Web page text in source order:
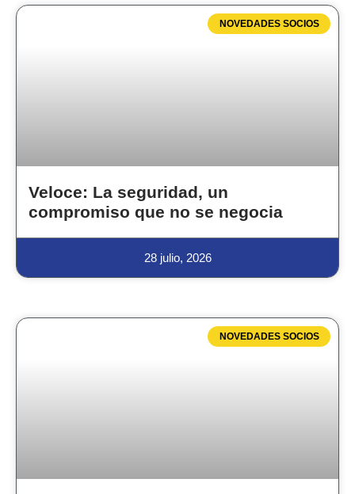
NOVEDADES SOCIOS
Veloce: La seguridad, un
compromiso que no se negocia
28 julio, 2026
NOVEDADES SOCIOS